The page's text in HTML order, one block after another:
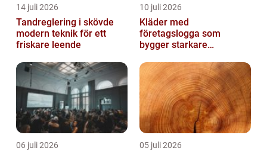
14 juli 2026
Tandreglering i skövde
modern teknik för ett
friskare leende
10 juli 2026
Kläder med
företagslogga som
bygger starkare
06 juli 2026 05 juli 2026